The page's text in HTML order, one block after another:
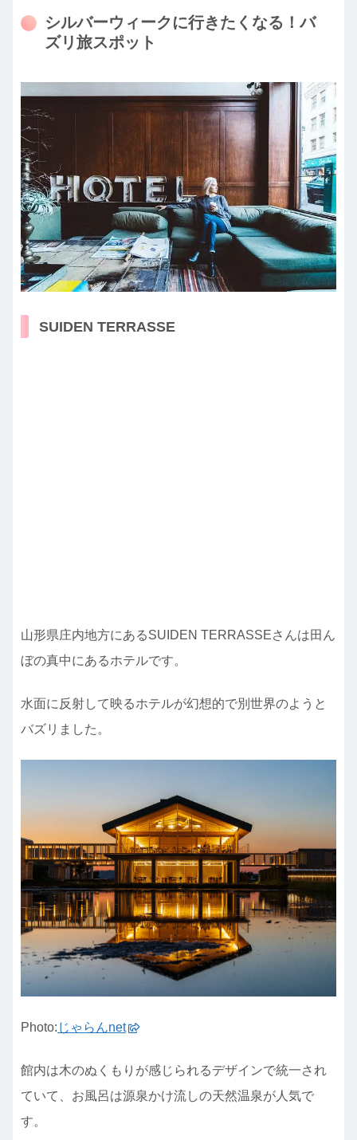
シルバーウィークに行きたくなる！バ
ズリ旅スポット
SUIDEN TERRASSE
山形県庄内地方にあるSUIDEN TERRASSEさんは田ん
ぼの真中にあるホテルです。
水面に反射して映るホテルが幻想的で別世界のようと
バズリました。
Photo: じゃらんnet
館内は木のぬくもりが感じられるデザインで統一され
ていて、お風呂は源泉かけ流しの天然温泉が人気で
す。